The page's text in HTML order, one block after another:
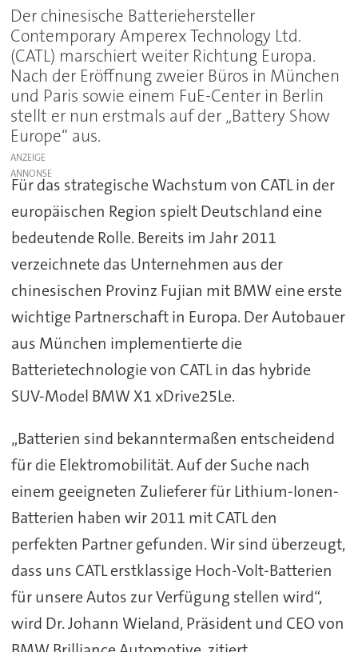
Der chinesische Batteriehersteller
Contemporary Amperex Technology Ltd.
(CATL) marschiert weiter Richtung Europa.
Nach der Eröffnung zweier Büros in München
und Paris sowie einem FuE-Center in Berlin
stellt er nun erstmals auf der „Battery Show
Europe“ aus.
ANZEIGE
Für das strategische Wachstum von CATL in der
europäischen Region spielt Deutschland eine
bedeutende Rolle. Bereits im Jahr 2011
verzeichnete das Unternehmen aus der
chinesischen Provinz Fujian mit BMW eine erste
wichtige Partnerschaft in Europa. Der Autobauer
aus München implementierte die
Batterietechnologie von CATL in das hybride
SUV-Model BMW X1 xDrive25Le.
„Batterien sind bekanntermaßen entscheidend
für die Elektromobilität. Auf der Suche nach
einem geeigneten Zulieferer für Lithium-Ionen-
Batterien haben wir 2011 mit CATL den
perfekten Partner gefunden. Wir sind überzeugt,
dass uns CATL erstklassige Hoch-Volt-Batterien
für unsere Autos zur Verfügung stellen wird“,
wird Dr. Johann Wieland, Präsident und CEO von